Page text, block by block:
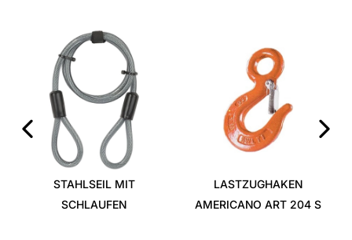
STAHLSEIL MIT
SCHLAUFEN
LASTZUGHAKEN
AMERICANO ART 204 S